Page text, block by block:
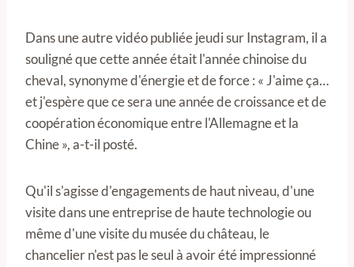
Dans une autre vidéo publiée jeudi sur Instagram, il a
souligné que cette année était l'année chinoise du
cheval, synonyme d'énergie et de force : « J'aime ça…
et j'espère que ce sera une année de croissance et de
coopération économique entre l'Allemagne et la
Chine », a-t-il posté.
Qu'il s'agisse d'engagements de haut niveau, d'une
visite dans une entreprise de haute technologie ou
même d'une visite du musée du château, le
chancelier n'est pas le seul à avoir été impressionné